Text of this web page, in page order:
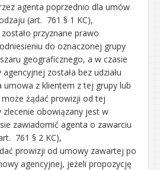
agenta poprzednio dla umów
(art. 761 § 1 KC),
przyznane prawo
do oznaczonej grupy
geograficznego, a w czasie
została bez udziału
umowa z klientem z tej grupy lub
żądać prowizji od tej
zlecenie obowiązany jest w
zawiadomić agenta o zawarciu
761 § 2 KC),
prowizji od umowy zawartej po
agencyjnej, jeżeli propozycję